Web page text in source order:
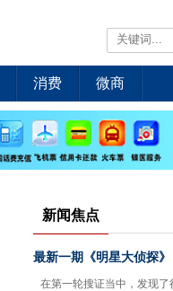
消费 微商
新闻焦点
最新一期《明星大侦探
在第一轮搜证当中，发现